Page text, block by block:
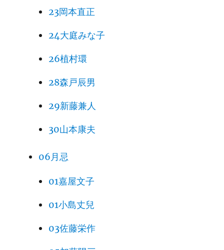
23岡本直正
24大庭みな子
26植村環
28森戸辰男
29新藤兼人
30山本康夫
06月忌
01嘉屋文子
01小島丈兒
03佐藤栄作